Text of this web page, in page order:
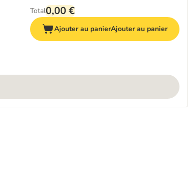
Total0,00 €
Ajouter au panierAjouter au panier